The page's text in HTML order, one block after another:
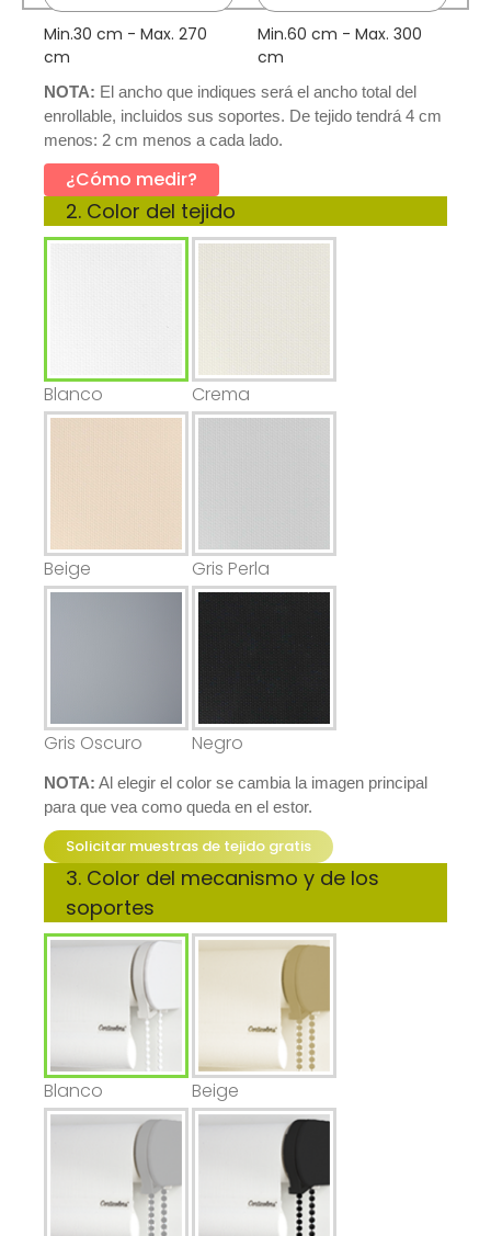
Min.30 cm - Max. 270
cm
Min.60 cm - Max. 300
cm
NOTA: El ancho que indiques será el ancho total del
enrollable, incluidos sus soportes. De tejido tendrá 4 cm
menos: 2 cm menos a cada lado.
¿Cómo medir?
2. Color del tejido
Blanco Crema
Beige Gris Perla
Gris Oscuro Negro
NOTA: Al elegir el color se cambia la imagen principal
para que vea como queda en el estor.
Solicitar muestras de tejido gratis
3. Color del mecanismo y de los
soportes
Blanco Beige